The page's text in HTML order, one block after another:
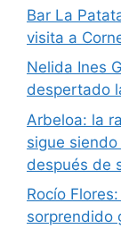
Bar La
visita a
Nelida Ines
despertado
Arbeloa: la
sigue
después de
Rocío
sorprendido